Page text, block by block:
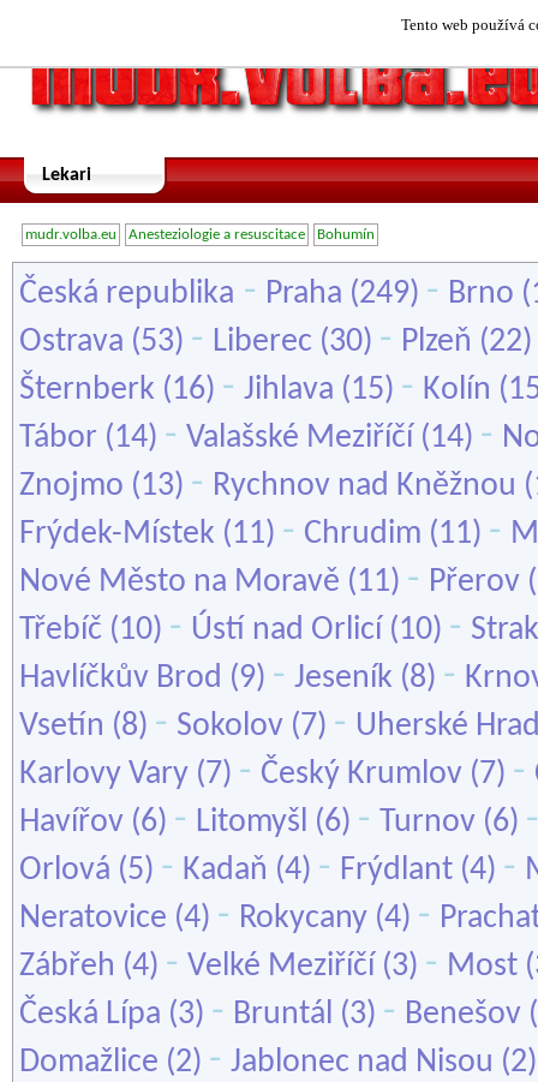
Tento web používá
Lekari
mudr.volba.eu Anesteziologie a resuscitace Bohumín
Česká republika - Praha (249) - Brno
Ostrava (53) - Liberec (30) - Plzeň (22)
Šternberk (16) - Jihlava (15) - Kolín
Tábor (14) - Valašské Meziříčí (14) -
Znojmo (13) - Rychnov nad Kněžnou
Frýdek-Místek (11) - Chrudim (11) -
Nové Město na Moravě (11) - Přerov
Třebíč (10) - Ústí nad Orlicí (10) -
Havlíčkův Brod (9) - Jeseník (8) -
Vsetín (8) - Sokolov (7) - Uherské
Karlovy Vary (7) - Český Krumlov (7) -
Havířov (6) - Litomyšl (6) - Turnov (6)
Orlová (5) - Kadaň (4) - Frýdlant (4) -
Neratovice (4) - Rokycany (4) -
Zábřeh (4) - Velké Meziříčí (3) - Most
Česká Lípa (3) - Bruntál (3) - Benešov
Domažlice (2) - Jablonec nad Nisou